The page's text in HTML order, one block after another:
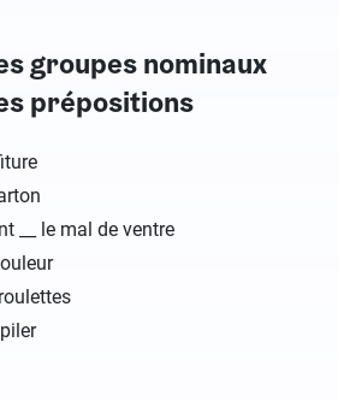
groupes nominaux
prépositions
__ le mal de ventre